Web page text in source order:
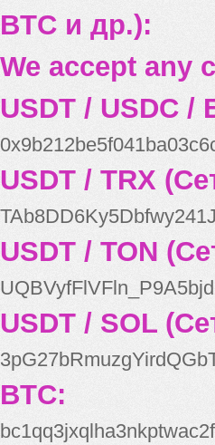
BTC и др.):
We accept any
USDT / USDC /
USDT / TRX
USDT / TON
USDT / SOL
BTC: